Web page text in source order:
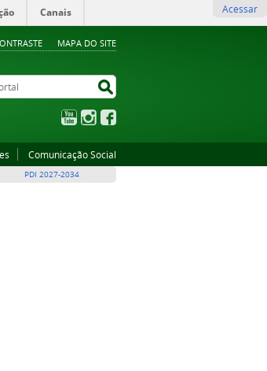
MAPA DO SITE
Canais Acessar
YouTubeInstagram
Comunicação Social
PDI 2027-2034